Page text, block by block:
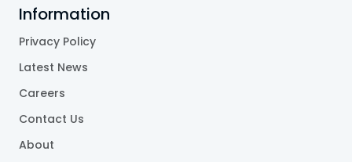
Information
Privacy Policy
Latest News
Careers
Contact Us
About